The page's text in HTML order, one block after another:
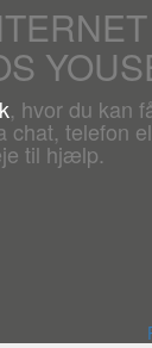
, hvor du kan
chat, telefon
til hjælp.